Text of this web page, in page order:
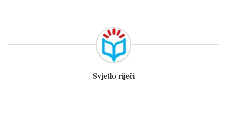
Svjetlo riječi